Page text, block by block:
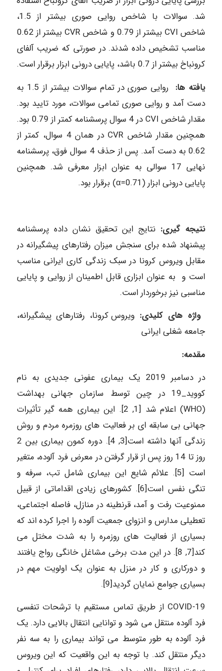
شد. سوالات با شاخص روایی صوری بیشتر از 1.5،
شاخص CVI بیشتر از 0.79 و شاخص CVR بیشتر از 0.62
مناسب تشخیص داده شدند. در صورتی که ضریب آلفای
کرونباخ بیشتر از 0.7 باشد، پایایی درونی ابزار برقرار است.
یافته ها:
روایی صوری در تمام سوالات بیشتر از 1.5 به
دست آمد و روایی صوری تمامی سوالات، مورد تایید بود.
مقدار شاخص CVI در 4 سوال پرسشنامه کمتر از 0.79 بود.
همچنین مقدار شاخص CVR در همان 4 سوال، کمتر از
0.62 به دست آمد. پس از حذف 4 سوال فوق، پرسشنامه
نهایی 17 سوالی به عنوان ابزار معرفی شد. همچنین
پایایی درونی ابزار (0.71=α) برقرار بود.
نتیجه گیری: نتایج این تحقیق نشان داده پرسشنامه
پیشنهاد شده برای سنجش میزان رفتارهای پیشگیرانه در
مقابل ویروس کرونا در سبک زندگی کاری ایرانی مناسب
است و به عنوان ابزاری قابل اطمینان از روایی و پایایی
مناسبی نیز برخوردار است.
واژه های کلیدی: ویروس کرونا، رفتارهای پیشگیرانه،
جامعه شغلی ایرانی
مقدمه:
در دسامبر 2019 یک بیماری عفونی جدیدی به نام
کووید_19 در چین توسط سازمان جهانی بهداشت
(WHO) اعلام شد [1, 2]. این بیماری همه گیر تأثیرات
جهانی بی سابقه ای بر فعالیت های روزمره مردم و روش
زندگی آنها داشته است[3, 4]. دوره کمون بیماری بین 2
روز تا 14 روز پس از قرار گرفتن در معرض فرد آلوده، متغیر
است [5]. علائم شایع این بیماری شامل تب، سرفه و
تنگی نفس است[6]. کشورهای زیادی اقداماتی از قبیل
ممنوعیت رفت و آمد، قرنطینه در منازل، فاصله اجتماعی،
تعطیلی مدارس و انزوای جمعیت آلوده را اجرا کرده اند که
بسیاری از فعالیت های روزمره را به شدت مختل می
کند[7, 8]. در این مدت برخی مشاغل خانگی رواج یافتند
و دورکاری و کار در منزل به عنوان یک اولویت مهم در
بسیاری جوامع نمایان گردید[9].
19-COVID از طریق تماس مستقیم با ترشحات تنفسی
فرد آلوده منتقل می شود و توانایی انتقال بالایی دارد. یک
فرد آلوده به طور متوسط ​​می تواند بیماری را به سه نفر
دیگر منتقل کند. با توجه به این واقعیت که این ویروس